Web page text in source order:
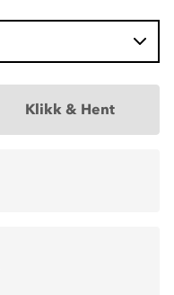
Klikk & Hent